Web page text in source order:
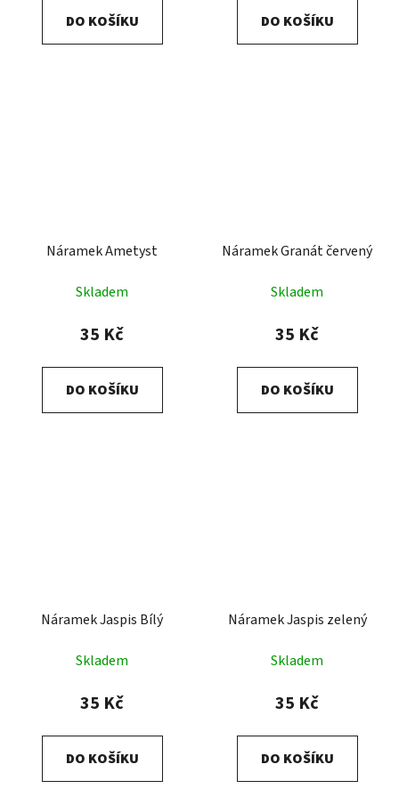
DO KOŠÍKU DO KOŠÍKU
Náramek Ametyst
Skladem
35 Kč
DO KOŠÍKU
Náramek Granát červený
Skladem
35 Kč
DO KOŠÍKU
Náramek Jaspis Bílý
Skladem
35 Kč
DO KOŠÍKU
Náramek Jaspis zelený
Skladem
35 Kč
DO KOŠÍKU